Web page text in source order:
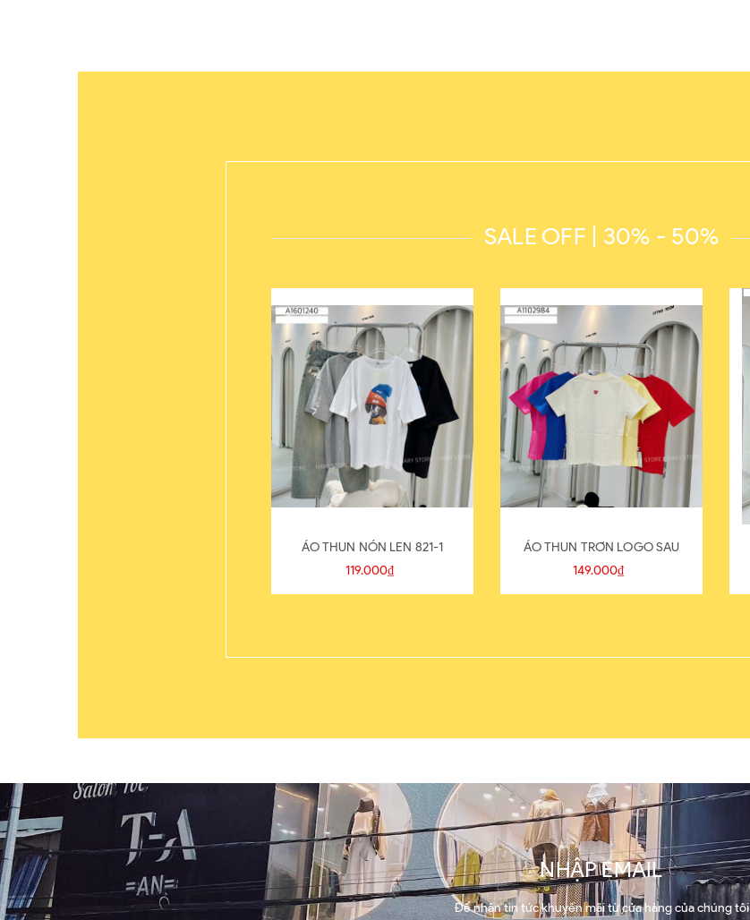
SALE OFF | 30% - 50%
ÁO THUN NÓN LEN 821-1
119.000₫
ÁO THUN TRƠN LOGO SAU
149.000₫
NHẬP EMAIL
Để nhận tin tức khuyến mãi từ cửa hàng của chúng tôi